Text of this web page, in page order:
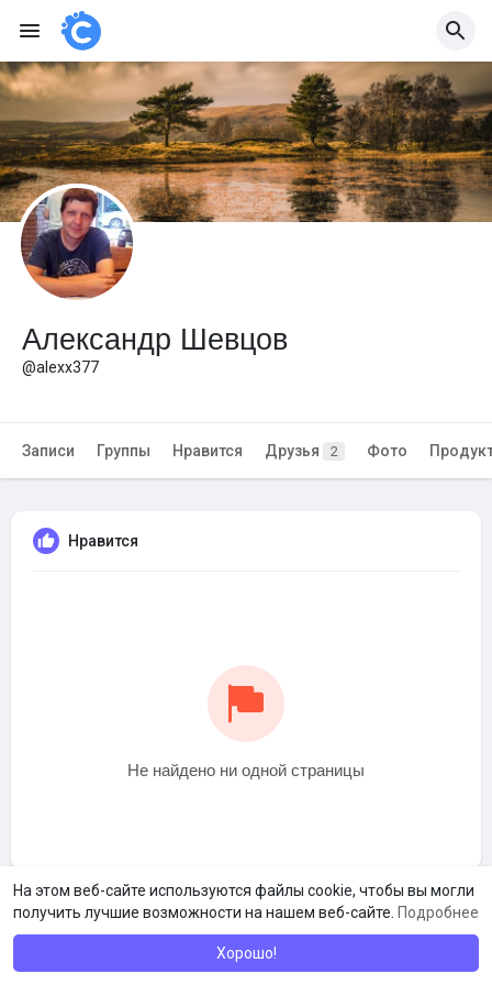
На этом веб-сайте используются файлы cookie, чтобы вы могли
получить лучшие возможности на нашем веб-сайте. Подробнее
Хорошо!
Александр Шевцов
@alexx377
Записи Группы Нравится Друзья 2 Фото
Нравится
Не найдено ни одной страницы